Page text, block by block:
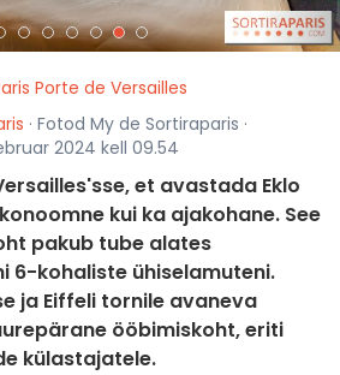
Porte de Versailles
· Fotod My de Sortiraparis ·
2024 kell 09.54
et avastada Eklo
kui ka ajakohane. See
pakub tube alates
6-kohaliste ühiselamuteni.
ja Eiffeli tornile avaneva
ööbimiskoht, eriti
külastajatele.